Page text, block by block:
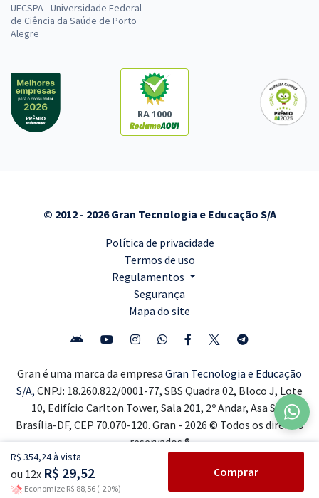
R$ 354,24 à vista
ou 12x R$ 29,52
Economize R$ 88,56 (-20%)
Comprar
UFCSPA - Universidade Federal
de Ciência da Saúde de Porto
Alegre
RA 1000
© 2012 - 2026 Gran Tecnologia e Educação S/A
Política de privacidade
Termos de uso
Regulamentos
Segurança
Mapa do site
Gran é uma marca da empresa Gran Tecnologia e Educação
S/A, CNPJ: 18.260.822/0001-77, SBS Quadra 02, Bloco J, Lote
10, Edifício Carlton Tower, Sala 201, 2º Andar, Asa Sul,
Brasília-DF, CEP 70.070-120. Gran - 2026 © Todos os direitos
reservados ®